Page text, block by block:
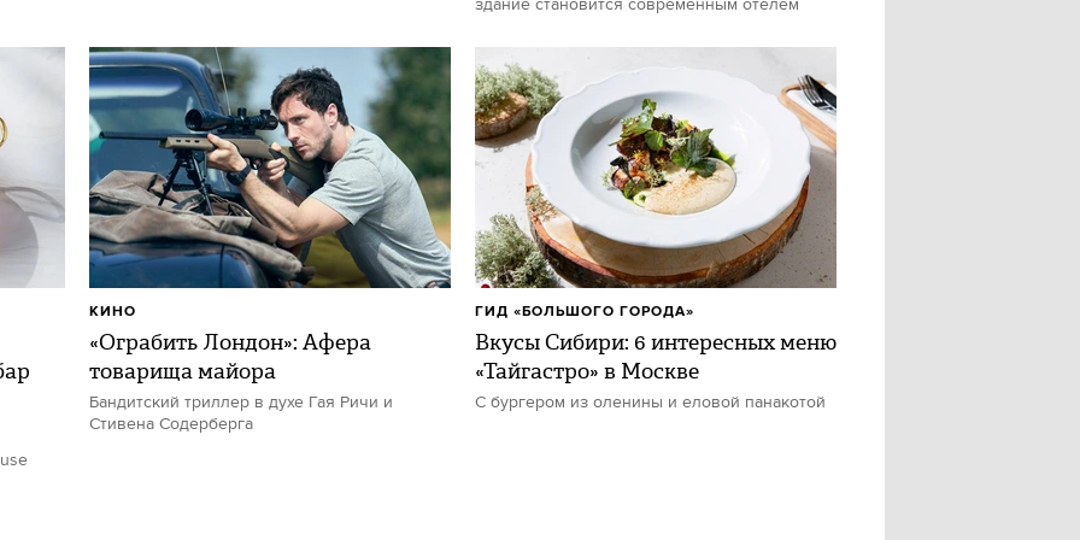
здание становится современным отелем
«Ограбить Лондон»: Афера
товарища майора
Бандитский триллер в духе Гая Ричи и
Стивена Содерберга
КИНО
Вкусы Сибири: 6 интересных меню
«Тайгастро» в Москве
С бургером из оленины и еловой панакотой
ГИД «БОЛЬШОГО ГОРОДА»